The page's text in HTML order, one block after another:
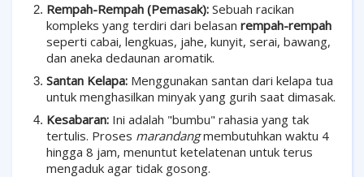
Rempah-Rempah (Pemasak): Sebuah racikan
kompleks yang terdiri dari belasan rempah-rempah
seperti cabai, lengkuas, jahe, kunyit, serai, bawang,
dan aneka dedaunan aromatik.
Santan Kelapa: Menggunakan santan dari kelapa tua
untuk menghasilkan minyak yang gurih saat dimasak.
Kesabaran: Ini adalah "bumbu" rahasia yang tak
tertulis. Proses marandangmembutuhkan waktu 4
hingga 8 jam, menuntut ketelatenan untuk terus
mengaduk agar tidak gosong.